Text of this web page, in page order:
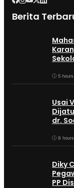
Berita
5
Usai
dr.
8
Diky
PP